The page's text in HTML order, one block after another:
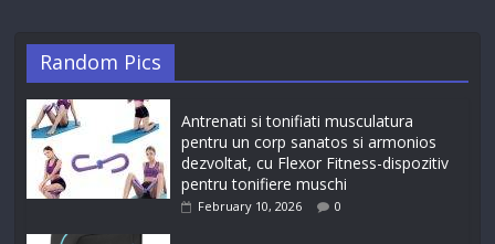
Random Pics
Antrenati si tonifiati musculatura
pentru un corp sanatos si armonios
dezvoltat, cu Flexor Fitness-dispozitiv
pentru tonifiere muschi
February 10, 2026 0